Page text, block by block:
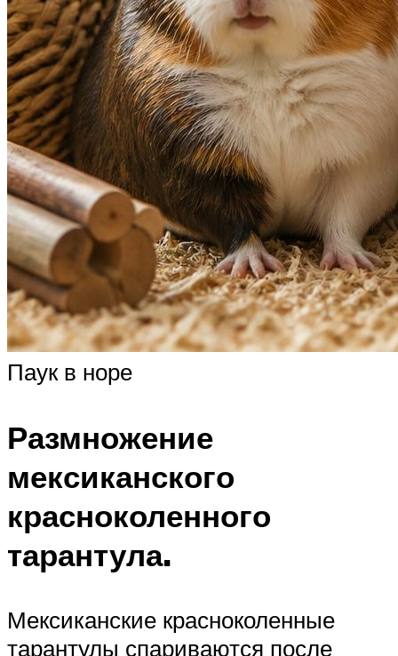
Паук в норе
Размножение
мексиканского
красноколенного
тарантула.
Мексиканские красноколенные
тарантулы спариваются после